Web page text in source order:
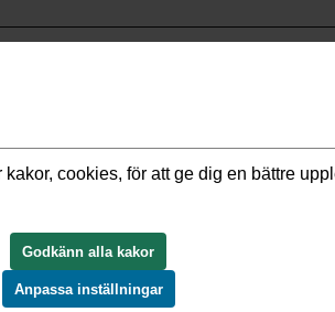
cookies, för att ge dig en bättre
Godkänn alla kakor
Anpassa inställningar